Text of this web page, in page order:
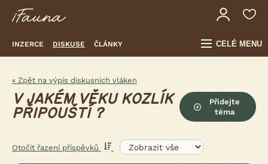
INZERCE DISKUSE ČLÁNKY CELÉ MENU
« Zpět na výpis diskusních vláken
V JAKÉM VĚKU KOZLÍK
PŘIPOUŠTÍ ?
Přidejte
téma
Otočit řazení příspěvků